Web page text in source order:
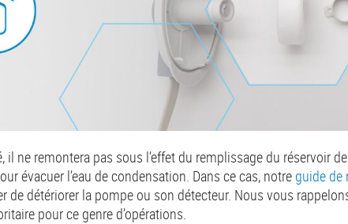
il ne remontera pas sous l’effet du remplissage du réservoir
évacuer l’eau de condensation. Dans ce cas, notre guide de
de détériorer la pompe ou son détecteur. Nous vous
pour ce genre d’opérations.